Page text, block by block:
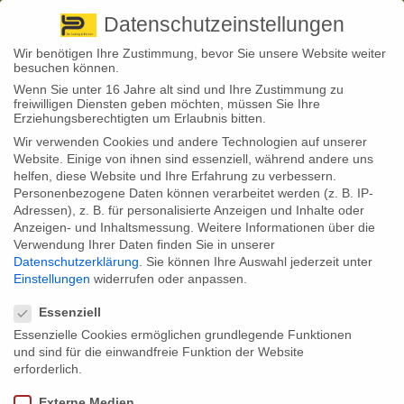
+ 49 3501 528571 |
Back to News
07
März
Stephan Fröhlich
Flexibel den Renteneintritt planen? Das wollen viele Bundesbürger.
Viele fühlen sich mit der Regelaltersgrenze noch nicht so alt, um sich in
den Ruhestand zu begeben, und finden im Beruf Sinn und Erfüllung.
sie den Renteneintritt herbeisehnen. Aus diesem Grund hat nun die
Deutsche Rentenversicherung (DRV) eine Broschüre mit dem Titel
„Altersrentner — So viel können Sie hinzuverdienen“ veröffentlicht, in
der sie über wichtige Fragen zu Rente und Beruf aufklärt. Hierzu ein
paar interessante Fakten:
Vorgezogene Rente: 6.300 Euro Freibetrag
Datenschutzeinstellungen
Wir benötigen Ihre Zustimmung, bevor Sie unsere Website weiter
besuchen können.
Wenn Sie unter 16 Jahre alt sind und Ihre Zustimmung zu
freiwilligen Diensten geben möchten, müssen Sie Ihre
Erziehungsberechtigten um Erlaubnis bitten.
Wir verwenden Cookies und andere Technologien auf unserer
Website. Einige von ihnen sind essenziell, während andere uns
helfen, diese Website und Ihre Erfahrung zu verbessern.
Personenbezogene Daten können verarbeitet werden (z. B. IP-
Adressen), z. B. für personalisierte Anzeigen und Inhalte oder
Anzeigen- und Inhaltsmessung. Weitere Informationen über die
Verwendung Ihrer Daten finden Sie in unserer
Datenschutzerklärung
Sie können Ihre Auswahl jederzeit unter
Einstellungen widerrufen oder anpassen.
Essenziell
Essenzielle Cookies ermöglichen grundlegende Funktionen
und sind für die einwandfreie Funktion der Website
erforderlich.